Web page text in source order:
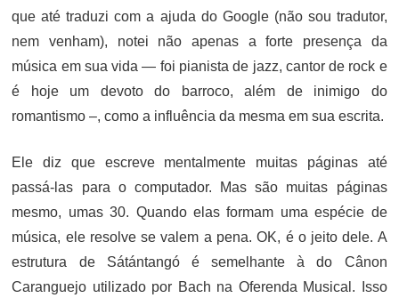
que até traduzi com a ajuda do Google (não sou tradutor,
nem venham), notei não apenas a forte presença da
música em sua vida — foi pianista de jazz, cantor de rock e
é hoje um devoto do barroco, além de inimigo do
romantismo –, como a influência da mesma em sua escrita.
Ele diz que escreve mentalmente muitas páginas até
passá-las para o computador. Mas são muitas páginas
mesmo, umas 30. Quando elas formam uma espécie de
música, ele resolve se valem a pena. OK, é o jeito dele. A
estrutura de Sátántangó é semelhante à do Cânon
Caranguejo utilizado por Bach na Oferenda Musical. Isso